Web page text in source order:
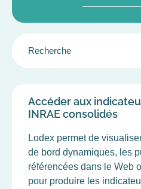
CHAMPS
Accéder aux
INRAE consolidés
Lodex permet de
de bord dynamiques, les
référencées dans le Web
pour produire les